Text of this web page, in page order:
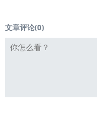
文章评论(0)